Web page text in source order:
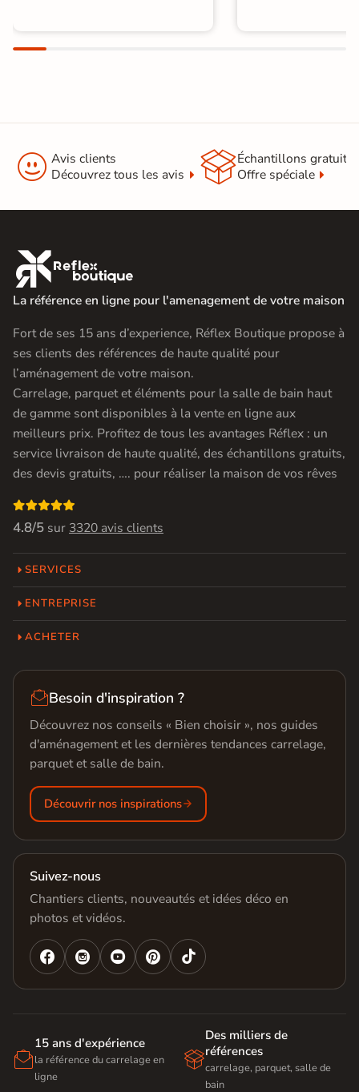
 Avis clients
Découvrez tous les avis
Échantillons gratuit
Offre spéciale

La référence en ligne pour l'amenagement de votre maison
Fort de ses 15 ans d’experience, Réflex Boutique propose à
ses clients des références de haute qualité pour
l’aménagement de votre maison.
Carrelage, parquet et éléments pour la salle de bain haut
de gamme sont disponibles à la vente en ligne aux
meilleurs prix. Profitez de tous les avantages Réflex : un
service livraison de haute qualité, des échantillons gratuits,
des devis gratuits, …. pour réaliser la maison de vos rêves

4.8/5 sur 3320 avis clients
SERVICES
ENTREPRISE
ACHETER
Besoin d'inspiration ?
Découvrez nos conseils « Bien choisir », nos guides
d'aménagement et les dernières tendances carrelage,
parquet et salle de bain.
Découvrir nos inspirations
Suivez-nous
Chantiers clients, nouveautés et idées déco en
photos et vidéos.
   

15 ans d'expérience
la référence du carrelage en
ligne

Des milliers de
références
carrelage, parquet, salle de
bain